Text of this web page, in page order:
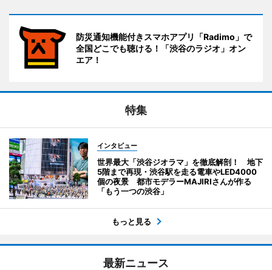
防災通知機能付きスマホアプリ「Radimo」で
全国どこでも聴ける！「渋谷のラジオ」オン
エア！
特集
インタビュー
世界最大「渋谷ジオラマ」を徹底解剖！ 地下
5階まで再現・渋谷駅を走る電車やLED4000
個の夜景 都市モデラーMAJIRIさんが作る
「もう一つの渋谷」
もっと見る
最新ニュース